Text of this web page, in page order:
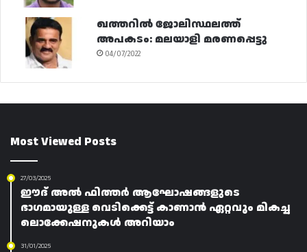
ഖത്തറിൽ ജോലിസ്ഥലത്ത്
അപകടം: മലയാളി മരണപ്പെട്ടു
04/07/2022
Most Viewed Posts
27/03/2025
ഈദ് അൽ ഫിത്തർ ആഘോഷങ്ങളുടെ
ഭാഗമായുള്ള വെടിക്കെട്ട് കാണാൻ ഏറ്റവും മികച്ച
ലൊക്കേഷനുകൾ അറിയാം
31/01/2025